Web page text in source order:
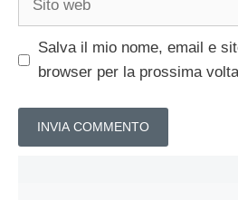
Salva il mio nome, email e
browser per la prossima